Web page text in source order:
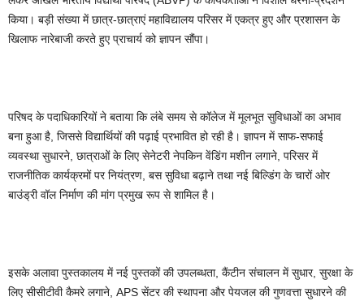
किया। बड़ी संख्या में छात्र-छात्राएं महाविद्यालय परिसर में एकत्र हुए और प्रशासन के
खिलाफ नारेबाजी करते हुए प्राचार्य को ज्ञापन सौंपा।
परिषद के पदाधिकारियों ने बताया कि लंबे समय से कॉलेज में मूलभूत सुविधाओं का अभाव
बना हुआ है, जिससे विद्यार्थियों की पढ़ाई प्रभावित हो रही है। ज्ञापन में साफ-सफाई
व्यवस्था सुधारने, छात्राओं के लिए सेनेटरी नेपकिन वेंडिंग मशीन लगाने, परिसर में
राजनीतिक कार्यक्रमों पर नियंत्रण, बस सुविधा बढ़ाने तथा नई बिल्डिंग के चारों ओर
बाउंड्री वॉल निर्माण की मांग प्रमुख रूप से शामिल है।
इसके अलावा पुस्तकालय में नई पुस्तकों की उपलब्धता, कैंटीन संचालन में सुधार, सुरक्षा के
लिए सीसीटीवी कैमरे लगाने, APS सेंटर की स्थापना और पेयजल की गुणवत्ता सुधारने की